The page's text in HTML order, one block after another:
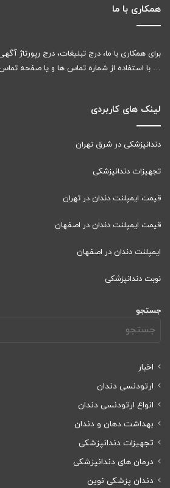
همکاری با ما
برای همکاری با ما، درج تبلیغات، درج رپورتاژ
… با استفاده از شماره تماس ها و یا صفحه تماس،
لینک های کاربردی
دندانپزشکی در شرق تهران
تجهیزات دندانپزشکی
قیمت ایمپلنت دندان در تهران
قیمت ایمپلنت دندان در اصفهان
ایمپلنت دندان در اصفهان
نوبت دندانپزشکی
جستجو
اخبار
ارتودنسی دندان
انواع ارتودنسی دندان
بهداشت دهان و دندان
تجهیزات دندانپزشکی
درمان های دندانپزشکی
دندان پزشکی نوین